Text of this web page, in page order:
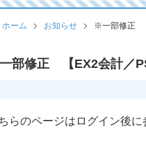
ホーム お知らせ ※一部修正
部修正 【EX2会計／
らのページはログイン後